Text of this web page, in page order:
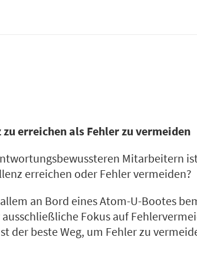
erreichen als Fehler zu vermeiden
Mitarbeitern
erreichen oder Fehler vermeiden?
an Bord eines Atom-U-Bootes
Fokus auf
der beste Weg, um Fehler zu